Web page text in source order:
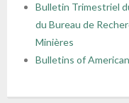
Bulletin Trimestriel
du Bureau de
Minières
Bulletins of